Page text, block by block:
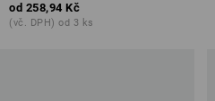
od 258,94 Kč
(vč. DPH) od 3 ks